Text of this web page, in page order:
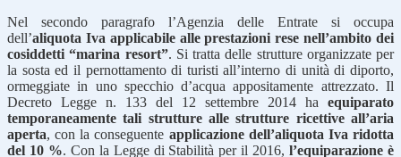
Nel secondo paragrafo l’Agenzia delle Entrate si occupa
dell’aliquota Iva applicabile alle prestazioni rese nell’ambito dei
cosiddetti “marina resort”. Si tratta delle strutture organizzate per
la sosta ed il pernottamento di turisti all’interno di unità di diporto,
ormeggiate in uno specchio d’acqua appositamente attrezzato. Il
Decreto Legge n. 133 del 12 settembre 2014 ha equiparato
temporaneamente tali strutture alle strutture ricettive all’aria
aperta, con la conseguente applicazione dell’aliquota Iva ridotta
del 10 %. Con la Legge di Stabilità per il 2016,l’equiparazione è